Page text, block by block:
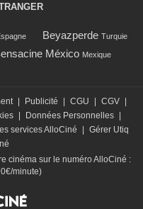
Beyazperde Turquie
México Mexique
| Publicité | CGU | CGV |
| Données Personnelles |
services AlloCiné | Gérer Utiq
cinéma sur le numéro AlloCiné :
minute)